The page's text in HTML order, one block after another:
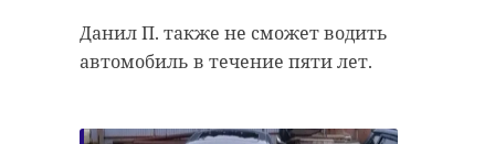
Данил П. также не сможет водить
автомобиль в течение пяти лет.